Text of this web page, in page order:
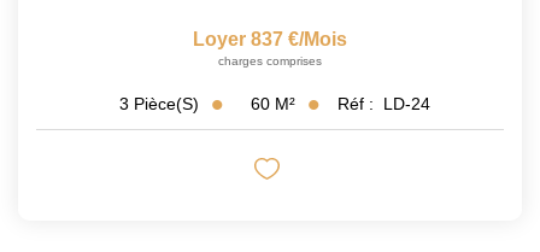
Loyer 837 €/mois
charges comprises
3 Pièce(s) 60 M² Réf : LD-24